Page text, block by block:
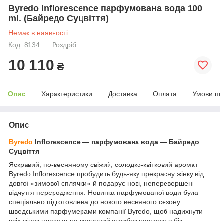
Byredo Inflorescence парфумована вода 100
ml. (Байредо Суцвіття)
Немає в наявності
Код: 8134
Роздріб
10 110 ₴
Опис Характеристики Доставка Оплата Умови
Опис
Byredo Inflorescence — парфумована вода ― Байредо
Суцвіття
Яскравий, по-весняному свіжий, солодко-квітковий аромат
Byredo Inflorescence пробудить будь-яку прекрасну жінку від
довгої «зимової сплячки» й подарує нові, неперевершені
відчуття переродження. Новинка парфумованої води була
спеціально підготовлена до нового весняного сезону
шведськими парфумерами компанії Byredo, щоб надихнути